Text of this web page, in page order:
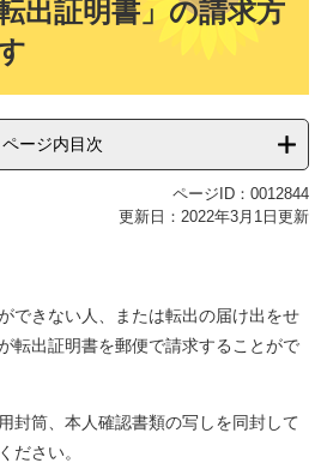
出証明書」の請求方
ページ内目次
ページID：0012844
更新日：2022年3月1日更新
できない人、または転出の届け出をせ
転出証明書を郵便で請求することがで
封筒、本人確認書類の写しを同封して
ださい。